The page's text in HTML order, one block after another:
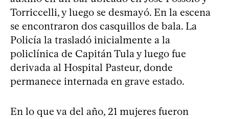
Torriccelli, y luego se desmayó. En la escena
se encontraron dos casquillos de bala. La
Policía la trasladó inicialmente a la
policlínica de Capitán Tula y luego fue
derivada al Hospital Pasteur, donde
permanece internada en grave estado.
En lo que va del año, 21 mujeres fueron